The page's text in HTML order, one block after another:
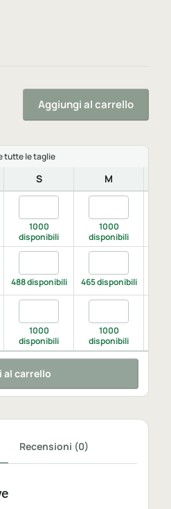
Aggiungi al carrello
S
M
1000
disponibili
1000
disponibili
488 disponibili 465 disponibili
1000
disponibili
1000
disponibili
al carrello
Recensioni (0)